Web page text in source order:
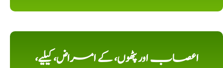
اعصاب اور پٹھوں، کے امراض، کیلیے،